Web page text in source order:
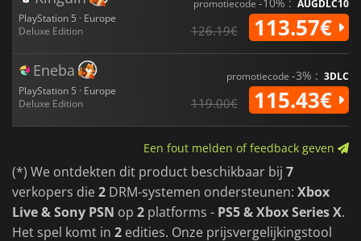
PlayStation 5 · Europe
Deluxe Edition
promotiecode AUGDLC10
126.19€ 113.57€
Eneba
PlayStation 5 · Europe
Deluxe Edition
promotiecode -3% : 3DLC
119.00€ 115.43€
Een fout melden of feedback geven
(*) We ontdekten dit product beschikbaar bij 7
verkopers die2 DRM-systemen ondersteunen: Xbox
Live & Sony PSN op 2 platforms - PS5 & Xbox Series X.
Het spel komt in 2 edities. Onze prijsvergelijkingstool